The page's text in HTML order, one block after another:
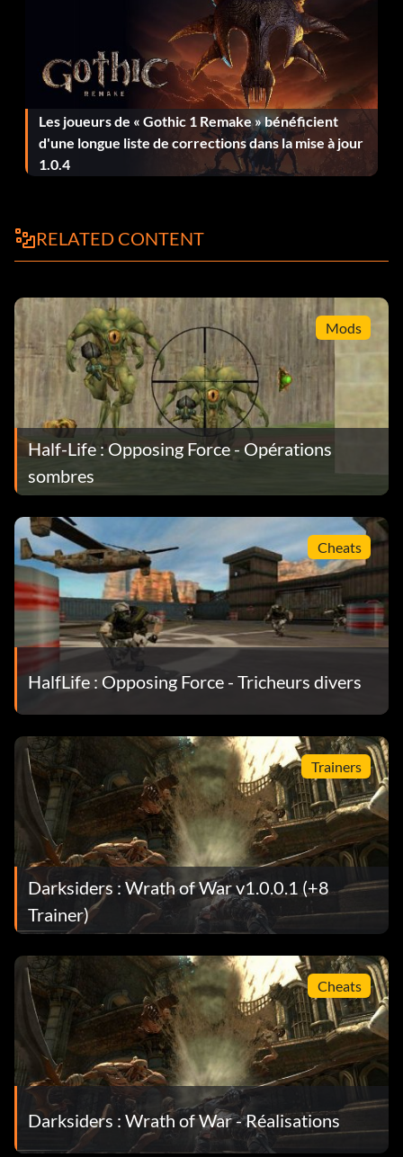
Les joueurs de « Gothic 1 Remake » bénéficient
d'une longue liste de corrections dans la mise à jour
1.0.4
RELATED CONTENT
Mods
Half-Life : Opposing Force - Opérations
sombres
Cheats
HalfLife : Opposing Force - Tricheurs divers
Trainers
Darksiders : Wrath of War v1.0.0.1 (+8
Trainer)
Cheats
Darksiders : Wrath of War - Réalisations